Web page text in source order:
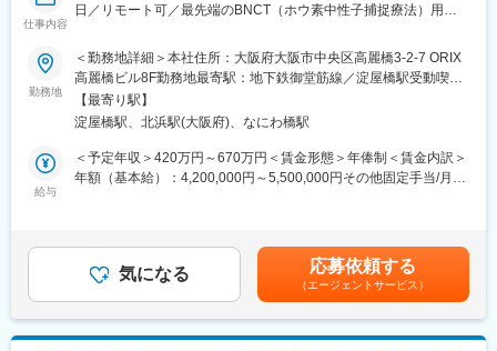
仕事内容
日／リモート可／最先端のBNCT（ホウ素中性子捕捉療法）用医
■仕事内容
BNCT用医薬品の適正使用推進に向け、医薬品情報の収集・提供
およびMR支援業務を担当いただきます。
＜具体的な業務内容＞
・医療関係者向けの医薬品情報の収集
・整理および提供
・MR教育の企画・設計および実施
・学会・文献の情報収集および社内への展開
・営業部門と連携したプロモーション支援（セミナー企画・実施
勤務地
＜勤務地詳細＞本社住所：大阪府大阪市中央区高麗橋3-2-7 ORIX
高麗橋ビル8F勤務地最寄駅：地下鉄御堂筋線／淀屋橋駅受動喫煙
対策：屋内全面禁煙変更の範囲：会社の定める事業所
【最寄り駅】
淀屋橋駅、北浜駅(大阪府)、なにわ橋駅
給与
＜予定年収＞420万円～670万円＜賃金形態＞年俸制＜賃金内訳＞
年額（基本給）：4,200,000円～5,500,000円その他固定手当/月：
定）■賞与：年2回（6月、12月※年俸の2/16ずつ支給）予定年収に
残業手当は含まれていません。賃金はあくまでも目安の金額であ
り、選考を通じて上下する可能性があります。月給(月額)は固定手
当を含めた表記です。
気になる 応募依頼する
（エージェントサービス）